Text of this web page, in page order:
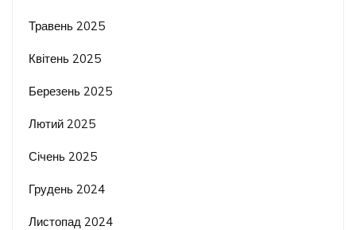
Травень 2025
Квітень 2025
Березень 2025
Лютий 2025
Січень 2025
Грудень 2024
Листопад 2024